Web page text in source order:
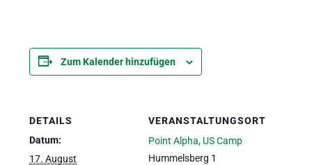
Zum Kalender hinzufügen
DETAILS
Datum:
17. August
VERANSTALTUNGSORT
Point Alpha, US Camp
Hummelsberg 1